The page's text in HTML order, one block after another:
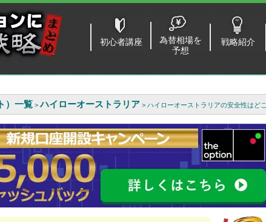
初心者講座
為替相場を
予想
戦略紹介
）一覧 >ハイローオーストラリア > ハイローオーストラリアの安全性はどこ